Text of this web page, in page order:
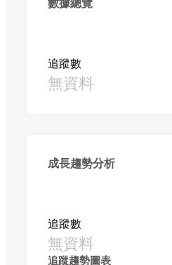
追蹤數
無資料
成長趨勢分析
追蹤數
無資料
追蹤趨勢圖表